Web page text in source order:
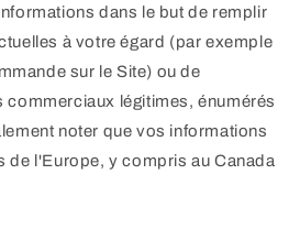
dans le but de remplir
à votre égard (par exemple
sur le Site) ou de
commerciaux légitimes, énumérés
noter que vos informations
de l'Europe, y compris au Canada